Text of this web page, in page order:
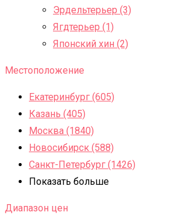
Эрдельтерьер (3)
Ягдтерьер (1)
Японский хин (2)
Местоположение
Екатеринбург (605)
Казань (405)
Москва (1840)
Новосибирск (588)
Санкт-Петербург (1426)
Показать больше
Диапазон цен